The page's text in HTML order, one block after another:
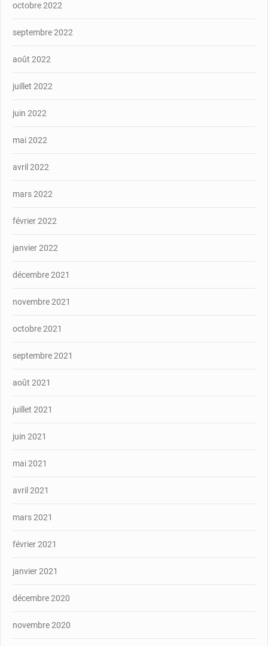
octobre 2022
septembre 2022
août 2022
juillet 2022
juin 2022
mai 2022
avril 2022
mars 2022
février 2022
janvier 2022
décembre 2021
novembre 2021
octobre 2021
septembre 2021
août 2021
juillet 2021
juin 2021
mai 2021
avril 2021
mars 2021
février 2021
janvier 2021
décembre 2020
novembre 2020